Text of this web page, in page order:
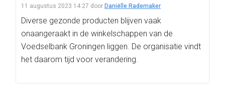
11 augustus 2023 14:27 door Daniëlle Rademaker
Diverse gezonde producten blijven vaak
onaangeraakt in de winkelschappen van de
Voedselbank Groningen liggen. De organisatie vindt
het daarom tijd voor verandering.